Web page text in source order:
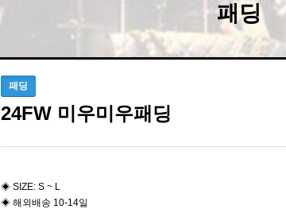
패딩
패딩
24FW 미우미우패딩
◈ SIZE: S ~ L
◈ 해외배송 10-14일